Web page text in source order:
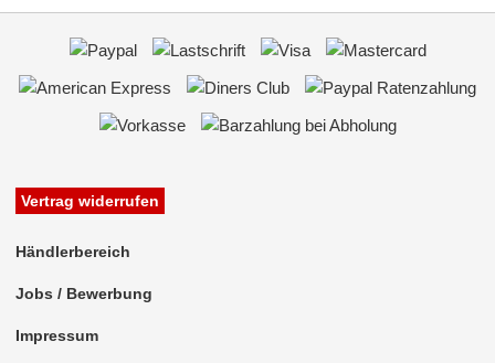
Vertrag widerrufen
Händlerbereich
Jobs / Bewerbung
Impressum